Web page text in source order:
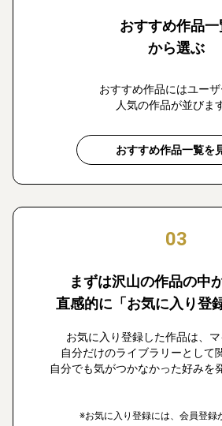
おすすめ作品一
から選ぶ
おすすめ作品にはユーザ
人気の作品が並びま
おすすめ作品一覧を
03
まずは沢山の作品の中
直感的に「お気に入り登
お気に入り登録した作品は、
自分だけのライブラリーとして
自分でも気がつかなかった好みを
※お気に入り登録には、会員登録